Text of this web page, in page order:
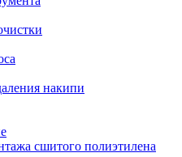
накипи
сшитого полиэтилена